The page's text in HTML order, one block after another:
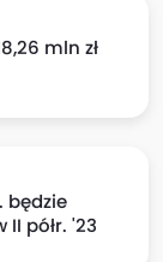
mln zł
będzie
półr. '23